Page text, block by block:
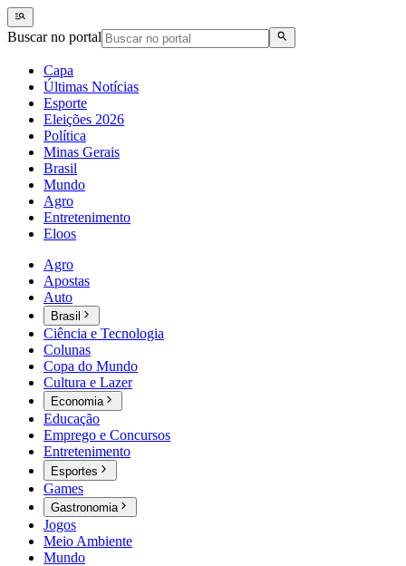
Buscar no portal
Capa
Últimas Notícias
Esporte
Eleições 2026
Política
Minas Gerais
Brasil
Mundo
Agro
Entretenimento
Eloos
Agro
Apostas
Auto
Brasil
Ciência e Tecnologia
Colunas
Copa do Mundo
Cultura e Lazer
Economia
Educação
Emprego e Concursos
Entretenimento
Esportes
Games
Gastronomia
Jogos
Meio Ambiente
Mundo